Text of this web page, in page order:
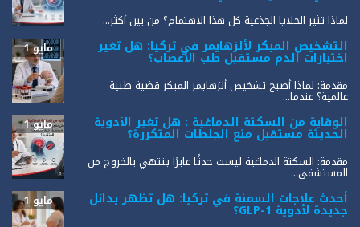
لماذا تثير الخلايا الجذعية كل هذا الاهتمام؟ من بين أكثر...
التشخيص المبكر لألزهايمر في تركيا: هل تغير
اختبارات الدم مستقبل طب الأعصاب؟
مايو 1
مقدمة: لماذا أصبح تشخيص ألزهايمر المبكر قضية طبية
عالمية؟ عندما...
الوقاية من السكتة الدماغية : هل تغير الأدوية
الحديثة مستقبل منع الجلطات المتكررة؟
مايو 1
مقدمة: السكتة الدماغية ليست حدثًا عابرًا ينتهي بالخروج من
المستشفى...
أحدث علاجات السمنة في تركيا: هل تظهر بدائل
جديدة لأدوية GLP-1؟
مايو 1